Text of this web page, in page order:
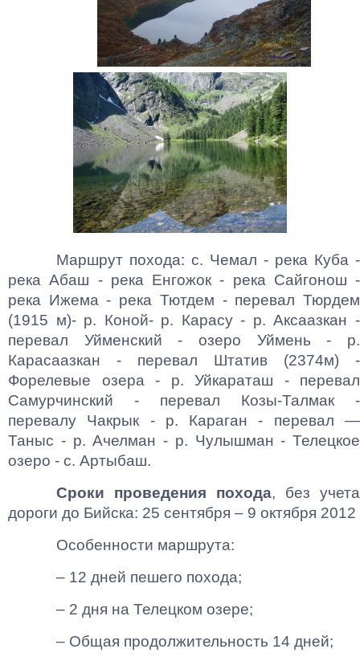
Маршрут похода: с. Чемал - река Куба -
река Абаш - река Енгожок - река Сайгонош -
река Ижема - река Тютдем - перевал Тюрдем
(1915 м)- р. Коной- р. Карасу - р. Аксаазкан -
перевал Уйменский - озеро Уймень - р.
Карасаазкан - перевал Штатив (2374м) -
Форелевые озера - р. Уйкараташ - перевал
Самурчинский - перевал Козы-Талмак -
перевалу Чакрык - р. Караган - перевал —
Таныс - р. Ачелман - р. Чулышман - Телецкое
озеро - с. Артыбаш.
Сроки проведения похода, без учета
дороги до Бийска: 25 сентября – 9 октября 2012
Особенности маршрута:
– 12 дней пешего похода;
– 2 дня на Телецком озере;
– Общая продолжительность 14 дней;